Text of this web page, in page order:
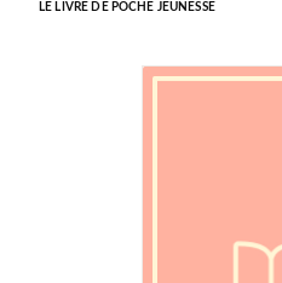
LE LIVRE DE POCHE JEUNESSE